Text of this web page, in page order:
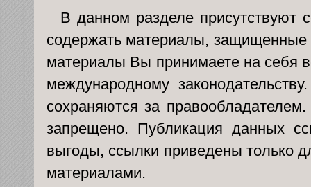
В данном разделе присутствуют
содержать материалы, защищенные
материалы Вы принимаете на себя
международному
сохраняются за
запрещено. Публикация данных
выгоды, ссылки приведены только
материалами.